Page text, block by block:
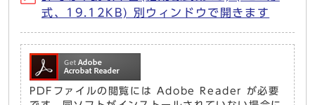
式、19.12KB) 別ウィンドウで開きます
PDFファイルの閲覧には Adobe Reader が必要